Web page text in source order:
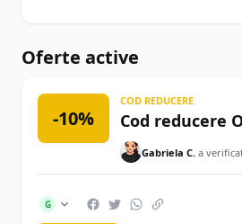
Oferte active
-10%
COD REDUCERE
Cod reducere
Gabriela C. a
G